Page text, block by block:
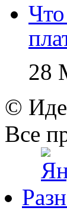
28
©
Все